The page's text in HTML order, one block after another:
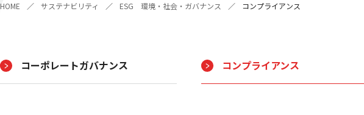
HOME サステナビリティ ESG 環境・社会・ガバナンス コンプライアンス
コーポレートガバナンス コンプライアンス